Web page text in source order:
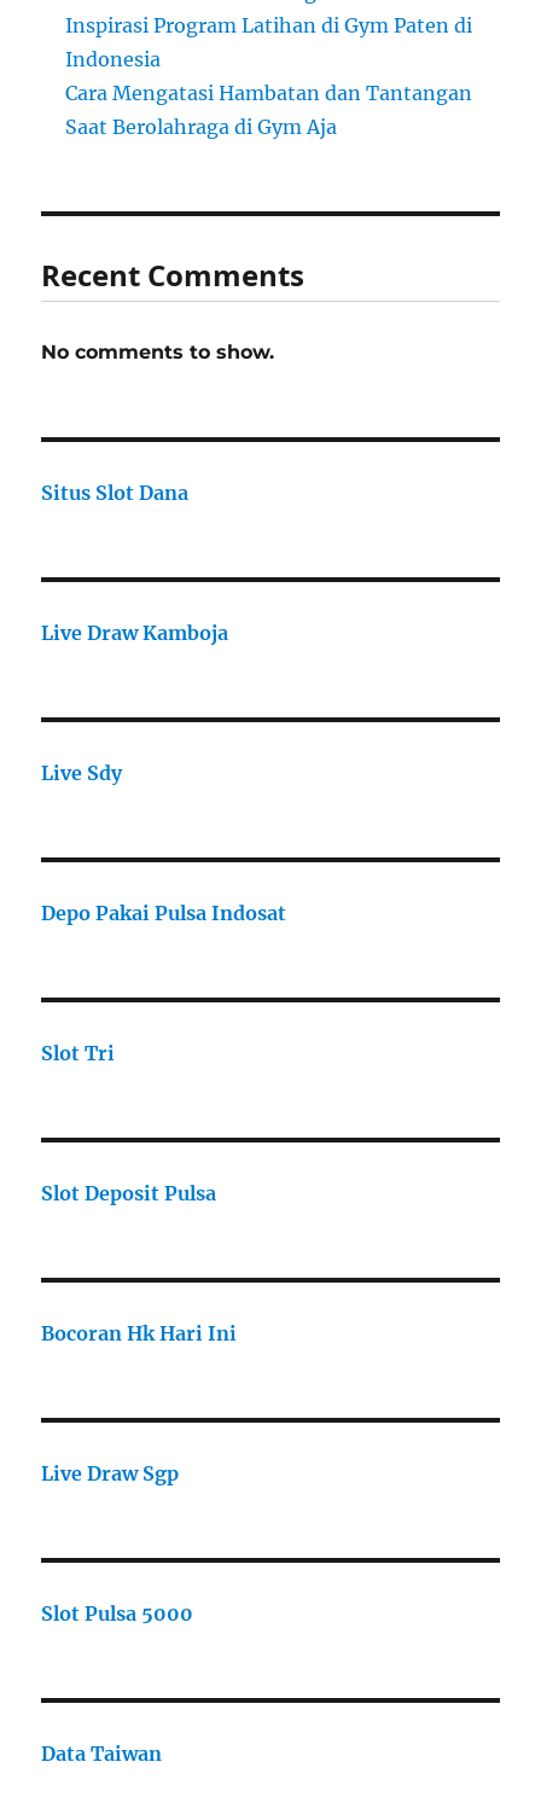
Inspirasi Program Latihan di Gym Paten di
Indonesia
Cara Mengatasi Hambatan dan Tantangan
Saat Berolahraga di Gym Aja
Recent Comments
No comments to show.
Situs Slot Dana
Live Draw Kamboja
Live Sdy
Depo Pakai Pulsa Indosat
Slot Tri
Slot Deposit Pulsa
Bocoran Hk Hari Ini
Live Draw Sgp
Slot Pulsa 5000
Data Taiwan